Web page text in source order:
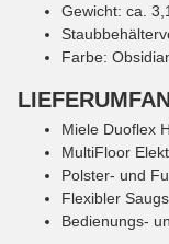
Gewicht: ca.
Farbe:
Miele Duoflex
MultiFloor
Polster- und
Flexibler
Bedienungs‐